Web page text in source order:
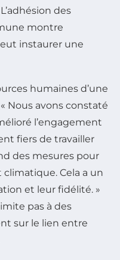
des
montre
instaurer une
humaines d’une
Nous avons constaté
l’engagement
fiers de travailler
des mesures pour
Cela a un
et leur fidélité. »
pas à des
sur le lien entre